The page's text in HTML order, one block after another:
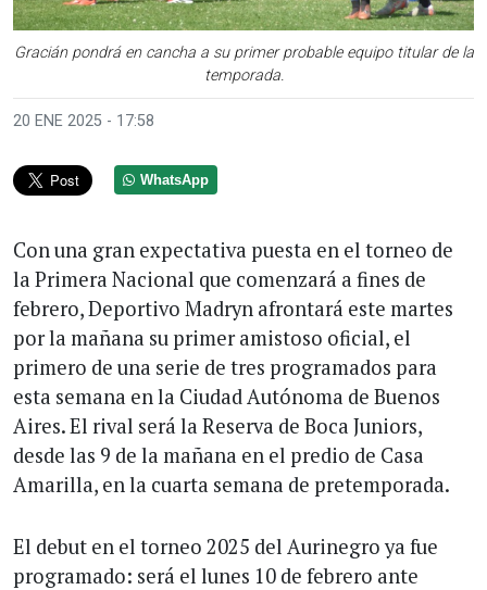
Gracián pondrá en cancha a su primer probable equipo titular de la
temporada.
20 ENE 2025 - 17:58
WhatsApp
Con una gran expectativa puesta en el torneo de
la Primera Nacional que comenzará a fines de
febrero, Deportivo Madryn afrontará este martes
por la mañana su primer amistoso oficial, el
primero de una serie de tres programados para
esta semana en la Ciudad Autónoma de Buenos
Aires. El rival será la Reserva de Boca Juniors,
desde las 9 de la mañana en el predio de Casa
Amarilla, en la cuarta semana de pretemporada.
El debut en el torneo 2025 del Aurinegro ya fue
programado: será el lunes 10 de febrero ante